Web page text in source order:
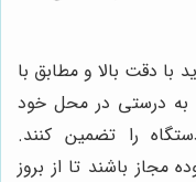
با دقت بالا و مطابق با
به درستی در محل خود
را تضمین کنند.
مجاز باشند تا از بروز